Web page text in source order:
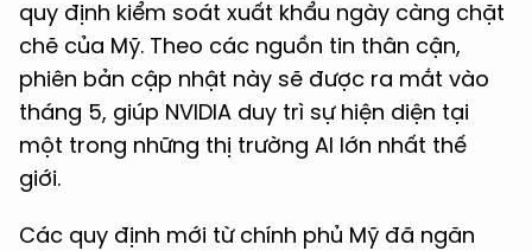
quy định kiểm soát xuất khẩu ngày càng chặt
chẽ của Mỹ. Theo các nguồn tin thân cận,
phiên bản cập nhật này sẽ được ra mắt vào
tháng 5, giúp NVIDIA duy trì sự hiện diện tại
một trong những thị trường AI lớn nhất thế
giới.
Các quy định mới từ chính phủ Mỹ đã ngăn